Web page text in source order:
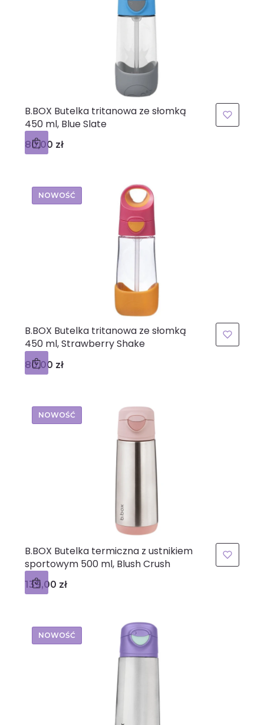
B.BOX Butelka tritanowa ze słomką
450 ml, Blue Slate
Cena
80,00 zł
NOWOŚĆ
B.BOX Butelka tritanowa ze słomką
450 ml, Strawberry Shake
Cena
80,00 zł
NOWOŚĆ
B.BOX Butelka termiczna z ustnikiem
sportowym 500 ml, Blush Crush
Cena
139,00 zł
NOWOŚĆ